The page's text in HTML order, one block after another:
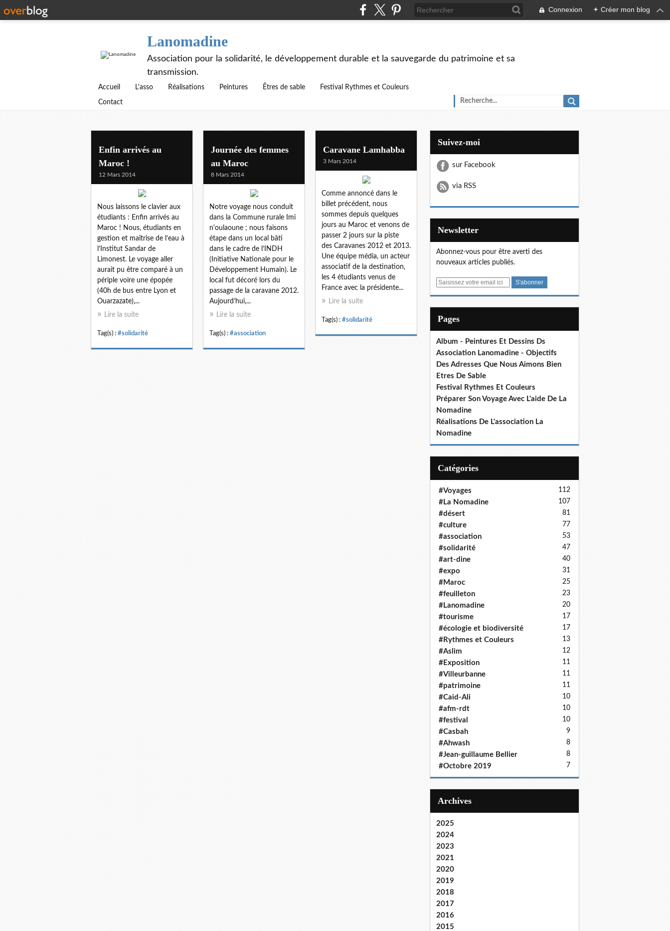
Connexion + Créer mon blog
Lanomadine
Association pour la solidarité, le développement durable et la sauvegarde du patrimoine et sa
transmission.
Accueil L'asso Réalisations Peintures Êtres de sable Festival Rythmes et Couleurs
Contact
Enfin arrivés au
Maroc !
12 Mars 2014
Nous laissons le clavier aux
étudiants : Enfin arrivés au
Maroc ! Nous, étudiants en
gestion et maîtrise de l’eau à
l’Institut Sandar de
Limonest. Le voyage aller
aurait pu être comparé à un
périple voire une épopée
(40h de bus entre Lyon et
Ouarzazate),...
Lire la suite
Tag(s) : #solidarité
Journée des femmes
au Maroc
8 Mars 2014
Notre voyage nous conduit
dans la Commune rurale Imi
n'oulaoune ; nous faisons
étape dans un local bâti
dans le cadre de l’INDH
(Initiative Nationale pour le
Développement Humain). Le
local fut décoré lors du
passage de la caravane 2012.
Aujourd’hui,...
Lire la suite
Tag(s) : #association
Caravane Lamhabba
3 Mars 2014
Comme annoncé dans le
billet précédent, nous
sommes depuis quelques
jours au Maroc et venons de
passer 2 jours sur la piste
des Caravanes 2012 et 2013.
Une équipe média, un acteur
associatif de la destination,
les 4 étudiants venus de
France avec la présidente...
Lire la suite
Tag(s) : #solidarité
Suivez-moi
sur Facebook
via RSS
Newsletter
Abonnez-vous pour être averti des
nouveaux articles publiés.
E
Pages
Album - Peintures Et Dessins Ds
Association Lanomadine - Objectifs
Des Adresses Que Nous Aimons Bien
Etres De Sable
Festival Rythmes Et Couleurs
Préparer Son Voyage Avec L'aide De La
Nomadine
Réalisations De L'association La
Nomadine
Catégories
#Voyages 112
#La Nomadine 107
#désert 81
#culture 77
#association 53
#solidarité 47
#art-dine 40
#expo 31
#Maroc 25
#feuilleton 23
#Lanomadine 20
#tourisme 17
#écologie et biodiversité 17
#Rythmes et Couleurs 13
#Aslim 12
#Exposition 11
#Villeurbanne 11
#patrimoine 11
#Caid-Ali 10
#afm-rdt 10
#festival 10
#Casbah 9
#Ahwash 8
#Jean-guillaume Bellier 8
#Octobre 2019 7
Archives
2025
2024
2023
2021
2020
2019
2018
2017
2016
2015